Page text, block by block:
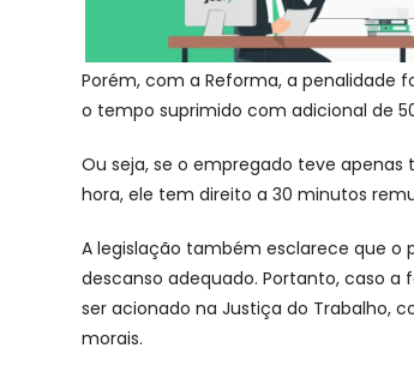
Porém, com a Reforma, a penalidade
o tempo suprimido com adicional de
Ou seja, se o empregado teve
hora, ele tem direito a 30 minutos
A legislação também esclarece que o
descanso adequado. Portanto, caso
ser acionado na Justiça do Trabalho,
morais.